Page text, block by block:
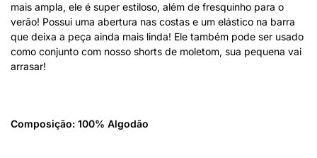
mais ampla, ele é super estiloso, além de fresquinho para o
verão! Possui uma abertura nas costas e um elástico na barra
que deixa a peça ainda mais linda! Ele também pode ser usado
como conjunto com nosso shorts de moletom, sua pequena vai
arrasar!
Composição: 100% Algodão